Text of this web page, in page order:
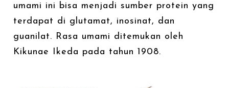
umami ini bisa menjadi sumber protein yang
terdapat di glutamat, inosinat, dan
guanilat. Rasa umami ditemukan oleh
Kikunae Ikeda pada tahun 1908.